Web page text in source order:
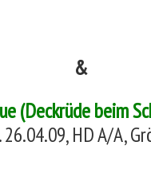
&
(Deckrüde beim
26.04.09, HD A/A,